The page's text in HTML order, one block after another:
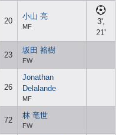
20
小山 亮
MF
3',
21'
23
坂田 裕樹
FW
26
Jonathan
Delalande
MF
72
林 竜世
FW